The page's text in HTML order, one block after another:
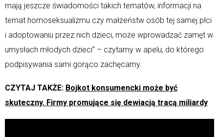
mają jeszcze świadomości takich tematów, informacji na
temat homoseksualizmu czy małżeństw osób tej samej płci
i adoptowaniu przez nich dzieci, może wprowadzać zamęt w
umysłach młodych dzieci” – czytamy w apelu, do którego
podpisywania sami gorąco zachęcamy.
CZYTAJ TAKŻE: Bojkot konsumencki może być
skuteczny. Firmy promujące się dewiacją tracą miliardy